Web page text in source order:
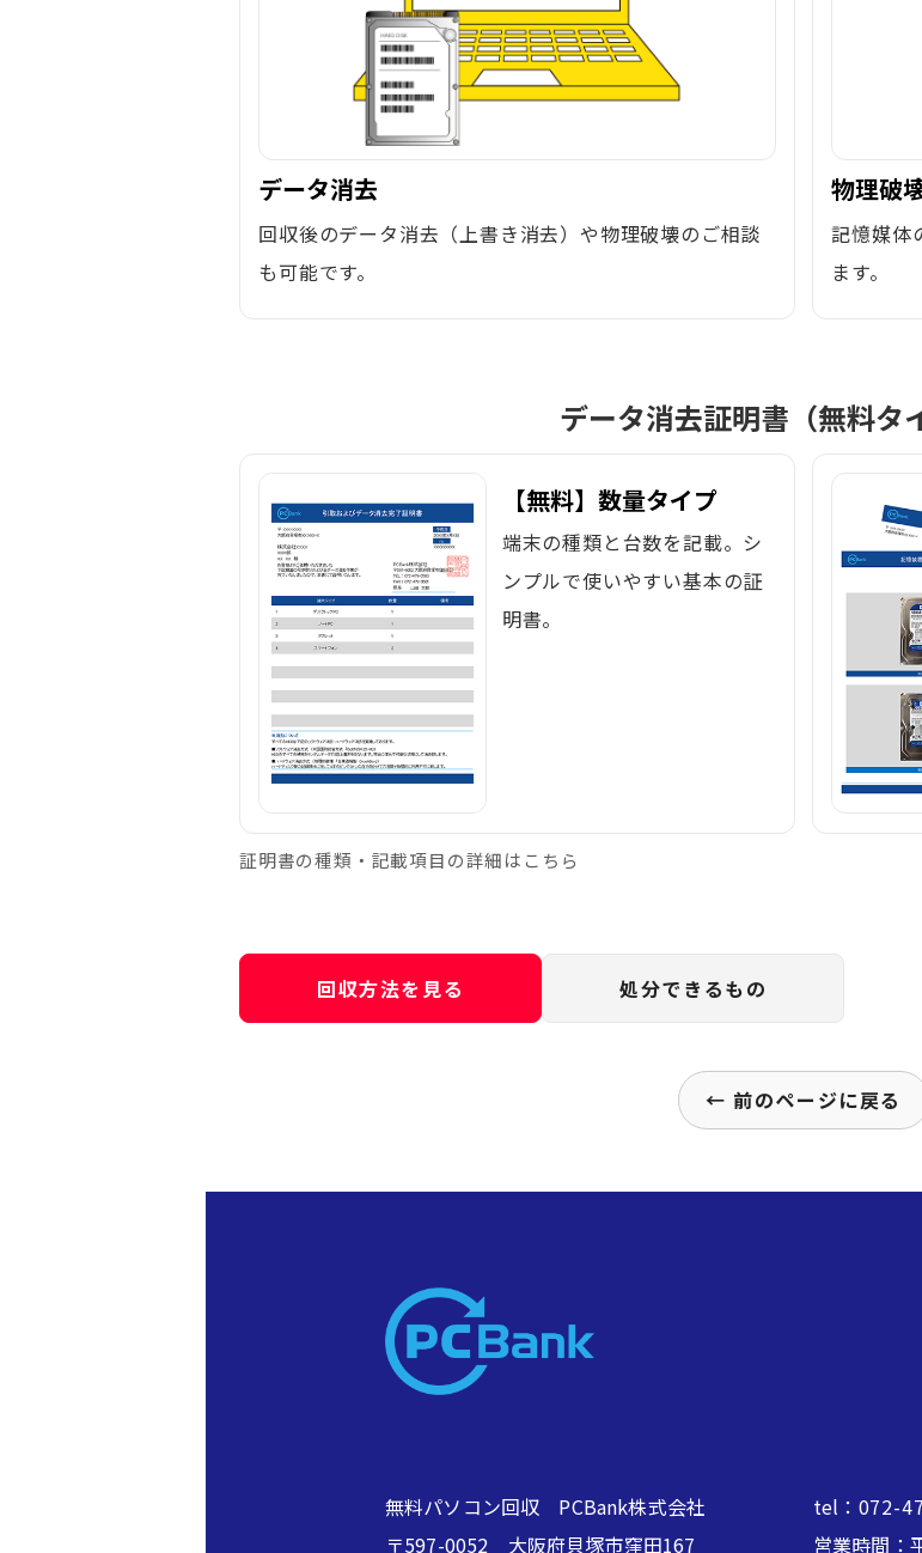
データ消去
回収後のデータ消去（上書き消去）や物理破壊のご相談
も可能です。
物理破
記憶媒体
ます。
データ消去証明書（無料タ
【無料】数量タイプ
端末の種類と台数を記載。シ
ンプルで使いやすい基本の証
明書。
証明書の種類・記載項目の詳細はこちら
回収方法を見る 処分できるもの
← 前のページに戻る
無料パソコン回収 PCBank株式会社
〒597-0052 大阪府貝塚市窪田167
tel： 072-
営業時間：